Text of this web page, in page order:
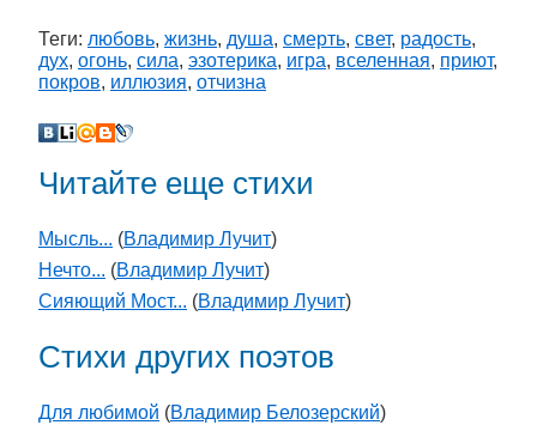
Теги: любовь, жизнь, душа, смерть, свет, радость,
дух, огонь, сила, эзотерика, игра, вселенная, приют,
покров, иллюзия, отчизна
Читайте еще стихи
Мысль... (Владимир Лучит)
Нечто... (Владимир Лучит)
Сияющий Мост... (Владимир Лучит)
Стихи других поэтов
Для любимой (Владимир Белозерский)